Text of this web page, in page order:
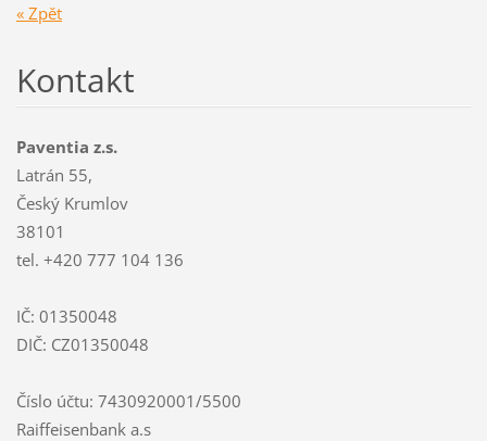
« Zpět
Kontakt
Paventia z.s.
Latrán 55,
Český Krumlov
38101
tel. +420 777 104 136
IČ: 01350048
DIČ: CZ01350048
Číslo účtu: 7430920001/5500
Raiffeisenbank a.s